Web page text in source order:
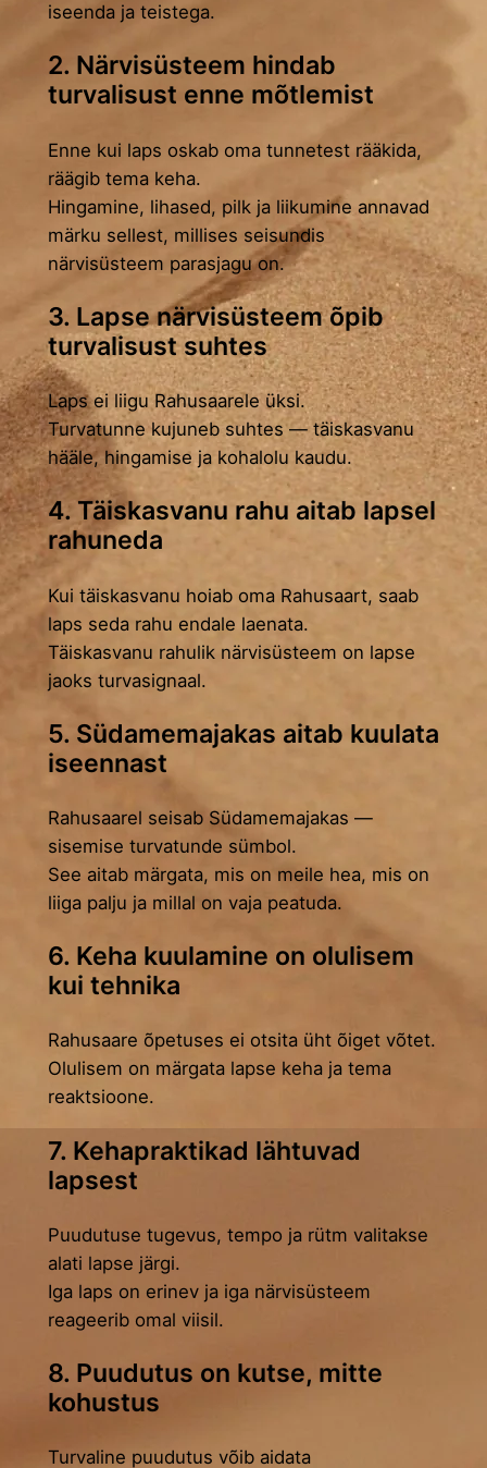
iseenda ja teistega.
2. Närvisüsteem hindab
turvalisust enne mõtlemist
Enne kui laps oskab oma tunnetest rääkida,
räägib tema keha.
Hingamine, lihased, pilk ja liikumine annavad
märku sellest, millises seisundis
närvisüsteem parasjagu on.
3. Lapse närvisüsteem õpib
turvalisust suhtes
Laps ei liigu Rahusaarele üksi.
Turvatunne kujuneb suhtes — täiskasvanu
hääle, hingamise ja kohalolu kaudu.
4. Täiskasvanu rahu aitab lapsel
rahuneda
Kui täiskasvanu hoiab oma Rahusaart, saab
laps seda rahu endale laenata.
Täiskasvanu rahulik närvisüsteem on lapse
jaoks turvasignaal.
5. Südamemajakas aitab kuulata
iseennast
Rahusaarel seisab Südamemajakas —
sisemise turvatunde sümbol.
See aitab märgata, mis on meile hea, mis on
liiga palju ja millal on vaja peatuda.
6. Keha kuulamine on olulisem
kui tehnika
Rahusaare õpetuses ei otsita üht õiget võtet.
Olulisem on märgata lapse keha ja tema
reaktsioone.
7. Kehapraktikad lähtuvad
lapsest
Puudutuse tugevus, tempo ja rütm valitakse
alati lapse järgi.
Iga laps on erinev ja iga närvisüsteem
reageerib omal viisil.
8. Puudutus on kutse, mitte
kohustus
Turvaline puudutus võib aidata